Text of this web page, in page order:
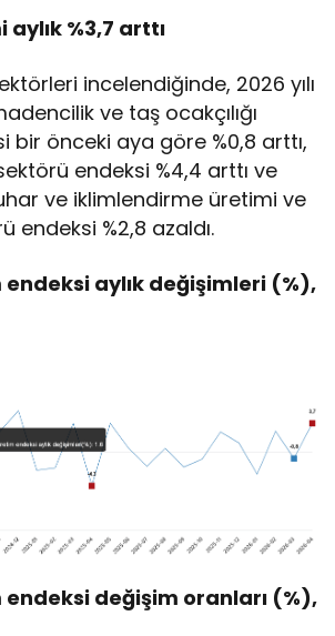
%3,7 arttı
incelendiğinde, 2026 yılı
ve taş ocakçılığı
bir önceki aya göre %0,8 arttı,
endeksi %4,4 arttı ve
ve iklimlendirme üretimi ve
endeksi %2,8 azaldı.
aylık değişimleri (%),
değişim oranları (%),